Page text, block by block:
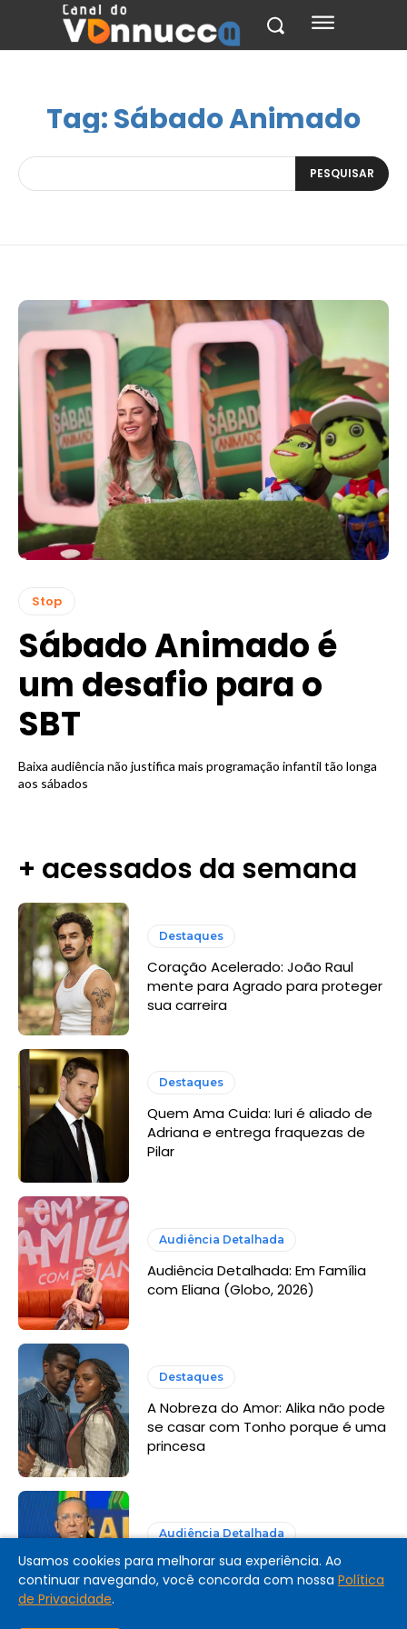
Tag:Sábado Animado
PESQUISAR
Stop
Sábado Animado é
um desafio para o
SBT
Baixa audiência não justifica mais programação infantil tão longa
aos sábados
+ acessados da semana
Destaques
Coração Acelerado: João Raul
mente para Agrado para proteger
sua carreira
Destaques
Quem Ama Cuida: Iuri é aliado de
Adriana e entrega fraquezas de
Pilar
Audiência Detalhada
Audiência Detalhada: Em Família
com Eliana (Globo, 2026)
Destaques
A Nobreza do Amor: Alika não pode
se casar com Tonho porque é uma
princesa
Audiência Detalhada
Audiência Detalhada: Galvão FC
(SBT, 2026)
Usamos cookies para melhorar sua experiência. Ao
continuar navegando, você concorda com nossa Política
de Privacidade.